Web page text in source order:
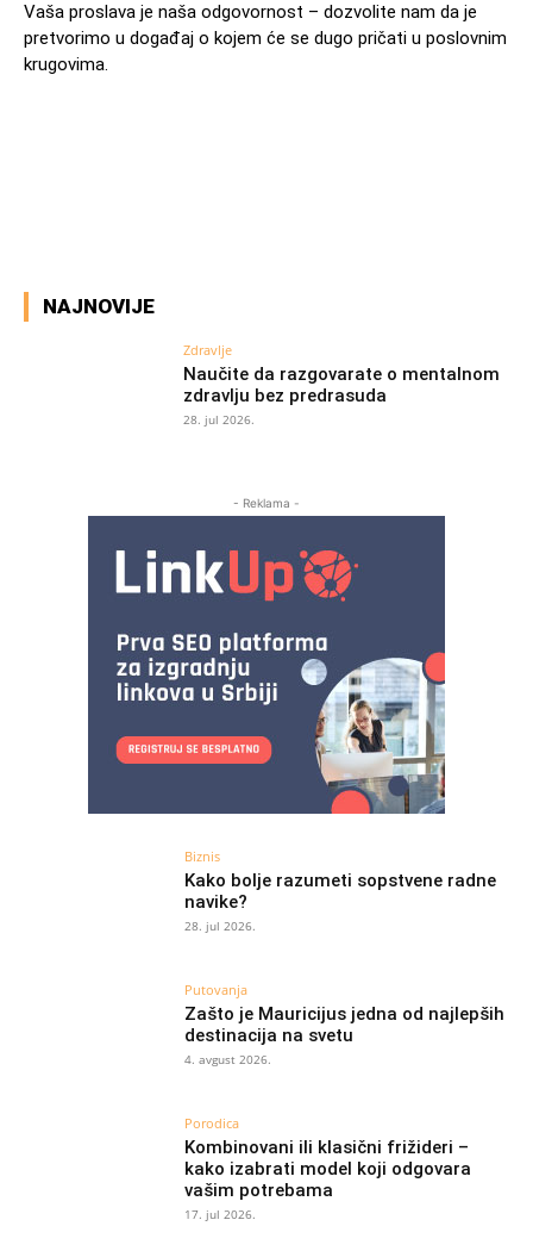
Vaša proslava je naša odgovornost – dozvolite nam da je
pretvorimo u događaj o kojem će se dugo pričati u poslovnim
krugovima.
NAJNOVIJE
Zdravlje
Naučite da razgovarate o mentalnom
zdravlju bez predrasuda
28. jul 2026.
- Reklama -
Biznis
Kako bolje razumeti sopstvene radne
navike?
28. jul 2026.
Putovanja
Zašto je Mauricijus jedna od najlepših
destinacija na svetu
4. avgust 2026.
Porodica
Kombinovani ili klasični frižideri –
kako izabrati model koji odgovara
vašim potrebama
17. jul 2026.